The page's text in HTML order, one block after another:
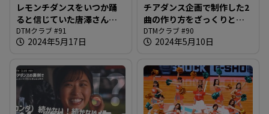
レモンチダンスをいつか踊
ると信じていた唐澤さん、
ついに日の目を見る時が＠
DTMクラブ #91
DTMクラブ #91
2024年5月17日
チアダンス企画で制作した2
曲の作り方をざっくりと。
楽曲解説回です＠DTMクラ
ブ #90
DTMクラブ #90
2024年5月10日